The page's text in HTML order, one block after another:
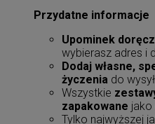
Przydatne informacje
Upominek
wybierasz adres i
Dodaj własne,
życzenia do
Wszystkie
zapakowane jako
Tylko najwyższej